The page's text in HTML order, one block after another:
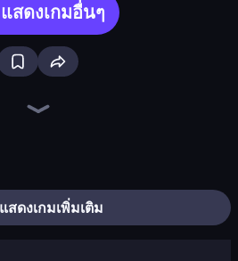
แสดงเกมอื่นๆ
แสดงเกมเพิ่มเติม